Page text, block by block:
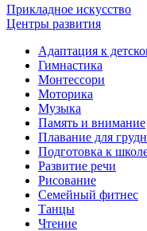
Прикладное искусство
Центры развития
Адаптация к
Гимнастика
Монтессори
Моторика
Музыка
Память и внимание
Плавание для
Подготовка к
Развитие речи
Рисование
Семейный фитнес
Танцы
Чтение